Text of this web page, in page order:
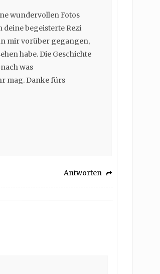
wundervollen Fotos
deine begeisterte Rezi
mir vorüber gegangen,
habe. Die Geschichte
was
mag. Danke fürs
Antworten